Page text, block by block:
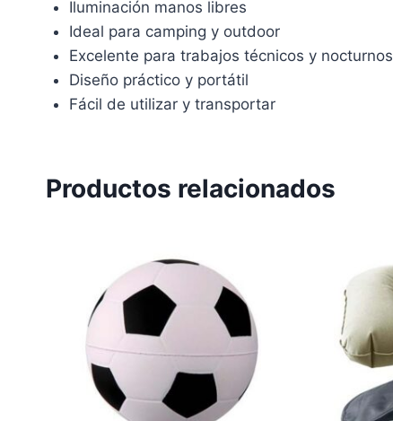
Iluminación manos libres
Ideal para camping y outdoor
Excelente para trabajos técnicos y nocturnos
Diseño práctico y portátil
Fácil de utilizar y transportar
Productos relacionados